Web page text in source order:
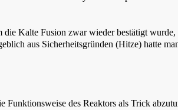
Kalte Fusion zwar wieder bestätigt
aus Sicherheitsgründen (Hitze) hatte
des Reaktors als Trick